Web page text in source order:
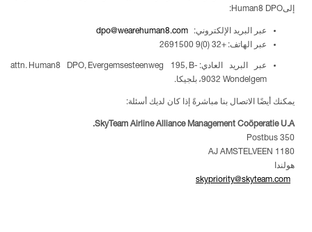
إلىHuman8DPO:
عبر البريد الإلكتروني:
dpo@wearehuman8.com
عبر الهاتف: +32 (0)9 2691500
عبر البريد العادي: attn. Human8 DPO, Evergemsesteenweg 195, B-
9032 Wondelgem، بلجيكا.
يمكنك أيضًا الاتصال بنا مباشرةً إذا كان لديك أسئلة:
SkyTeam Airline Alliance Management Coöperatie U.A.
Postbus 350
1180 AJ AMSTELVEEN
هولندا
skypriority@skyteam.com